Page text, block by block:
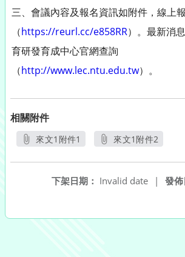
三、會議內容及報名資訊如附件，線上
（https://reurl.cc/e858RR）。最新消
育研發育成中心官網查詢
（http://www.lec.ntu.edu.tw）。
相關附件
來文1附件1
來文1附件2
發佈
下架日期： Invalid date
|